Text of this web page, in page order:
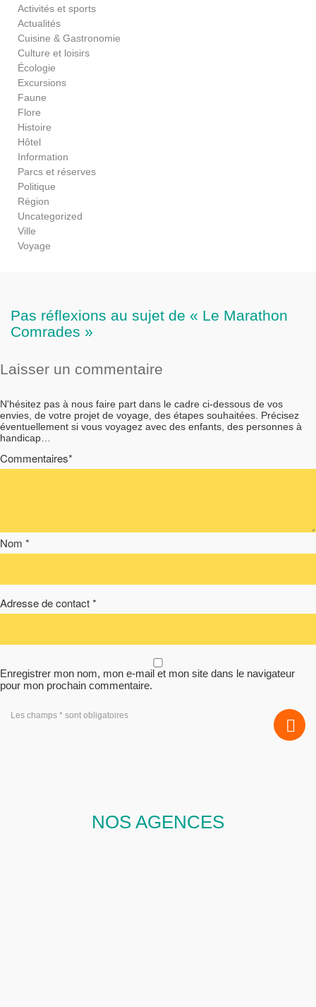
Activités et sports
Actualités
Cuisine & Gastronomie
Culture et loisirs
Écologie
Excursions
Faune
Flore
Histoire
Hôtel
Information
Parcs et réserves
Politique
Région
Uncategorized
Ville
Voyage
Pas réflexions au sujet de « Le Marathon
Comrades »
Laisser un commentaire
N'hésitez pas à nous faire part dans le cadre ci-dessous de vos
envies, de votre projet de voyage, des étapes souhaitées. Précisez
éventuellement si vous voyagez avec des enfants, des personnes à
handicap…
Commentaires*
Nom *
Adresse de contact *
Enregistrer mon nom, mon e-mail et mon site dans le navigateur
pour mon prochain commentaire.
Les champs * sont obligatoires
NOS AGENCES